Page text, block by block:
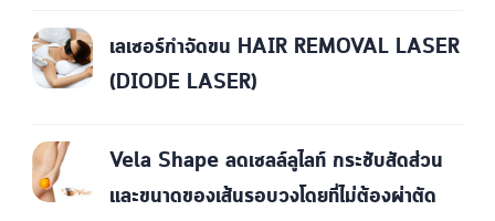
เลเซอร์กำจัดขน HAIR REMOVAL LASER
(DIODE LASER)
Vela Shape ลดเซลล์ลูไลท์ กระชับสัดส่วน
และขนาดของเส้นรอบวงโดยที่ไม่ต้องผ่าตัด